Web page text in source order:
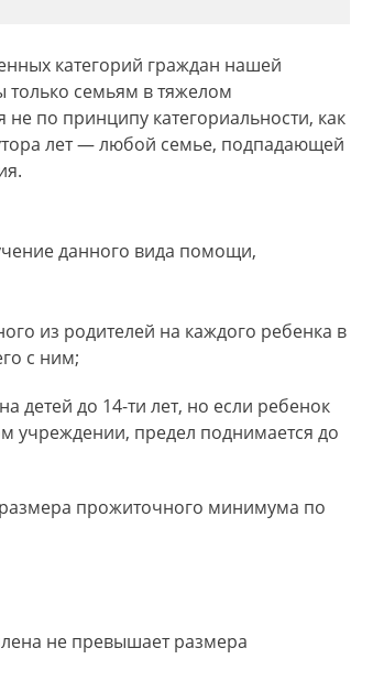
категорий граждан нашей
только семьям в тяжелом
по принципу категориальности, как
лет — любой семье, подпадающей
данного вида помощи,
из родителей на каждого ребенка в
с ним;
детей до 14-ти лет, но если ребенок
учреждении, предел поднимается до
прожиточного минимума по
не превышает размера